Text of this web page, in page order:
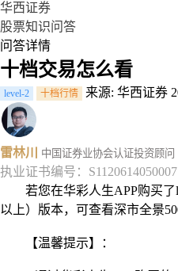
华西证券
股票知识问答
问答详情
十档交易怎么看
level-2 十档行情 来源: 华西证券
雷林川 中国证券业协会认证投资顾问
执业证书编号：S1120614050007
若您在华彩人生APP购买
以上）版本，可查看深市全景
【温馨提示】：